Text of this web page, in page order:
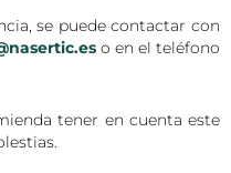
se puede contactar con
o en el teléfono
tener en cuenta este